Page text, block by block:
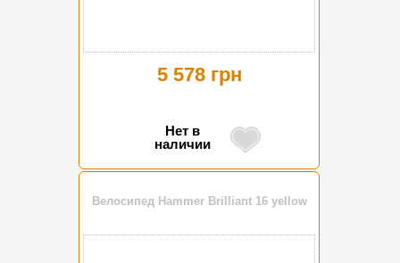
5 578 грн
Нет в
наличии
Велосипед Hammer Brilliant 16 yellow